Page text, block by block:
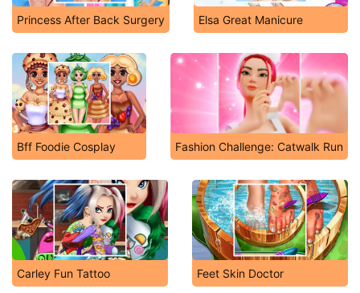
Princess After Back Surgery Elsa Great Manicure
Bff Foodie Cosplay Fashion Challenge: Catwalk Run
Carley Fun Tattoo Feet Skin Doctor